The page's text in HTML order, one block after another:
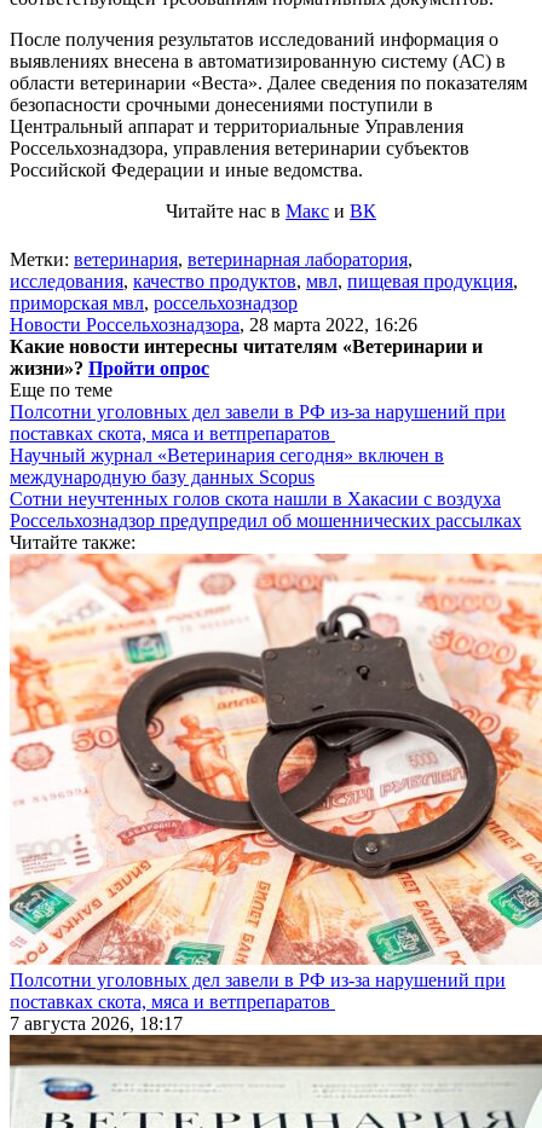
После получения результатов исследований информация о
выявлениях внесена в автоматизированную систему (АС) в
области ветеринарии «Веста». Далее сведения по показателям
безопасности срочными донесениями поступили в
Центральный аппарат и территориальные Управления
Россельхознадзора, управления ветеринарии субъектов
Российской Федерации и иные ведомства.
Читайте нас в Макс и ВК
Метки: ветеринария, ветеринарная лаборатория,
исследования, качество продуктов, мвл, пищевая продукция,
приморская мвл, россельхознадзор
Новости Россельхознадзора, 28 марта 2022, 16:26
Какие новости интересны читателям «Ветеринарии и
жизни»? Пройти опрос
Еще по теме
Полсотни уголовных дел завели в РФ из-за нарушений при
поставках скота, мяса и ветпрепаратов
Научный журнал «Ветеринария сегодня» включен в
международную базу данных Scopus
Сотни неучтенных голов скота нашли в Хакасии с воздуха
Россельхознадзор предупредил об мошеннических рассылках
Читайте также:
Полсотни уголовных дел завели в РФ из-за нарушений при
поставках скота, мяса и ветпрепаратов
7 августа 2026, 18:17